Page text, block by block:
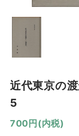
近代東京の
5
700円(内税)